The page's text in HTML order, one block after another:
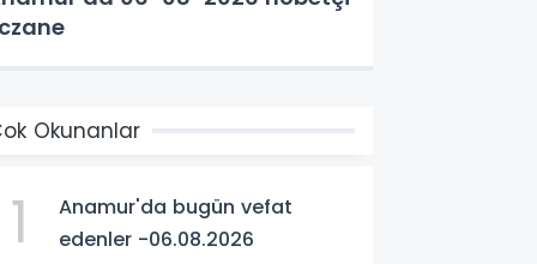
Okunanlar
1
Anamur'da bugün vefat
edenler -06.08.2026